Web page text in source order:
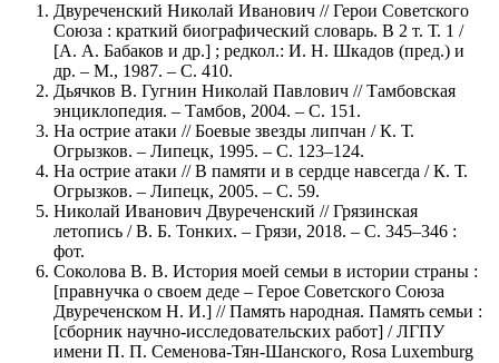
Двуреченский Николай Иванович // Герои Советского
Союза : краткий биографический словарь. В 2 т. Т. 1 /
[А. А. Бабаков и др.] ; редкол.: И. Н. Шкадов (пред.) и
др. – М., 1987. – С. 410.
Дьячков В. Гугнин Николай Павлович // Тамбовская
энциклопедия. – Тамбов, 2004. – С. 151.
На острие атаки // Боевые звезды липчан / К. Т.
Огрызков. – Липецк, 1995. – С. 123–124.
На острие атаки // В памяти и в сердце навсегда / К. Т.
Огрызков. – Липецк, 2005. – С. 59.
Николай Иванович Двуреченский // Грязинская
летопись / В. Б. Тонких. – Грязи, 2018. – С. 345–346 :
фот.
Соколова В. В. История моей семьи в истории страны :
[правнучка о своем деде – Герое Советского Союза
Двуреченском Н. И.] // Память народная. Память семьи :
[сборник научно-исследовательских работ] / ЛГПУ
имени П. П. Семенова-Тян-Шанского, Rosa Luxemburg